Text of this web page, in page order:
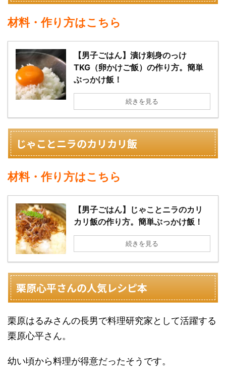
材料・作り方はこちら
【男子ごはん】漬け刺身のっけ
TKG（卵かけご飯）の作り方。簡単
ぶっかけ飯！
続きを見る
じゃことニラのカリカリ飯
材料・作り方はこちら
【男子ごはん】じゃことニラのカリ
カリ飯の作り方。簡単ぶっかけ飯！
続きを見る
栗原心平さんの人気レシピ本
栗原はるみさんの長男で料理研究家として活躍する
栗原心平さん。
幼い頃から料理が得意だったそうです。